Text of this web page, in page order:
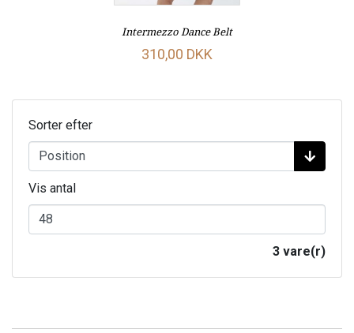
Intermezzo Dance Belt
310,00 DKK
Sorter efter
Vis antal
3 vare(r)